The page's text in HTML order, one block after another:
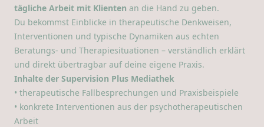
tägliche Arbeit mit Klienten an die Hand zu geben.
Du bekommst Einblicke in therapeutische Denkweisen,
Interventionen und typische Dynamiken aus echten
Beratungs- und Therapiesituationen – verständlich erklärt
und direkt übertragbar auf deine eigene Praxis.
Inhalte der Supervision Plus Mediathek
• therapeutische Fallbesprechungen und Praxisbeispiele
• konkrete Interventionen aus der psychotherapeutischen
Arbeit